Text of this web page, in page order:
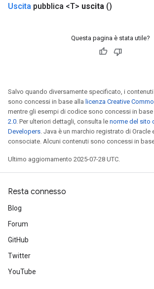
Uscita pubblica <T> uscita ()
Questa pagina è stata utile?
Salvo quando diversamente specificato, i
sono concessi in base alla licenza Creative
mentre gli esempi di codice sono concessi in base
2.0. Per ulteriori dettagli, consulta le norme del sito
Developers. Java è un marchio registrato di Oracle
consociate. Alcuni contenuti sono concessi in
Ultimo aggiornamento 2025-07-28 UTC.
Resta connesso
Blog
Forum
GitHub
Twitter
YouTube